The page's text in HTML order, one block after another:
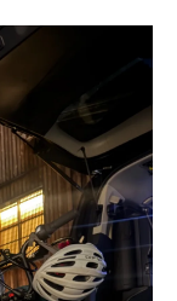
観光を実現
得な利用法
イクル利用法
クルの特徴
京都を満喫
レンタサイ